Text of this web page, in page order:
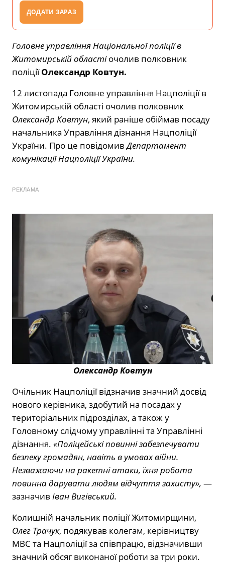
ДОДАТИ ЗАРАЗ
Головне управління Національної поліції в
Житомирській областіочолив полковник
поліціїОлександр Ковтун.
12 листопада Головне управління Нацполіції в
Житомирській області очолив полковник
Олександр Ковтун, який раніше обіймав посаду
начальника Управління дізнання Нацполіції
України. Про це повідомивДепартамент
комунікації Нацполіції України.
РЕКЛАМА
Олександр Ковтун
Очільник Нацполіції відзначив значний досвід
нового керівника, здобутий на посадах у
територіальних підрозділах, а також у
Головному слідчому управлінні та Управлінні
дізнання. «Поліцейські повинні забезпечувати
безпеку громадян, навіть в умовах війни.
Незважаючи на ракетні атаки, їхня робота
повинна дарувати людям відчуття захисту», —
зазначив Іван Вигівський.
Колишній начальник поліції Житомирщини,
Олег Трачук, подякував колегам, керівництву
МВС та Нацполіції за співпрацю, відзначивши
значний обсяг виконаної роботи за три роки.